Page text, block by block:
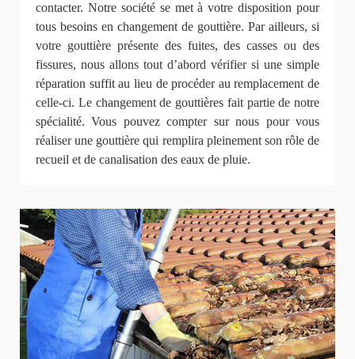
contacter. Notre société se met à votre disposition pour
tous besoins en changement de gouttière. Par ailleurs, si
votre gouttière présente des fuites, des casses ou des
fissures, nous allons tout d’abord vérifier si une simple
réparation suffit au lieu de procéder au remplacement de
celle-ci. Le changement de gouttières fait partie de notre
spécialité. Vous pouvez compter sur nous pour vous
réaliser une gouttière qui remplira pleinement son rôle de
recueil et de canalisation des eaux de pluie.